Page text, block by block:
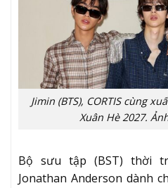
Jimin (BTS), CORTIS cùng
Xuân Hè 2027.
Bộ sưu tập (BST) thời
Jonathan Anderson dành